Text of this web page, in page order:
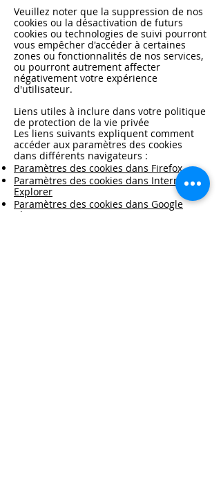
Veuillez noter que la suppression de nos
cookies ou la désactivation de futurs
cookies ou technologies de suivi pourront
vous empêcher d'accéder à certaines
zones ou fonctionnalités de nos services,
ou pourront autrement affecter
négativement votre expérience
d'utilisateur.
Liens utiles à inclure dans votre politique
de protection de la vie privée
Les liens suivants expliquent comment
accéder aux paramètres des cookies
dans différents navigateurs :
Paramètres des cookies dans Firefox
Paramètres des cookies dans Internet
Explorer
Paramètres des cookies dans Google
Chrome